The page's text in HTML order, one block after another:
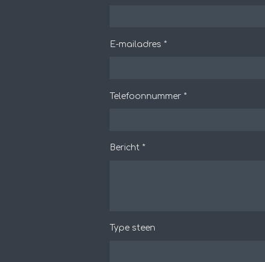
E-mailadres *
Telefoonnummer *
Bericht *
Type steen